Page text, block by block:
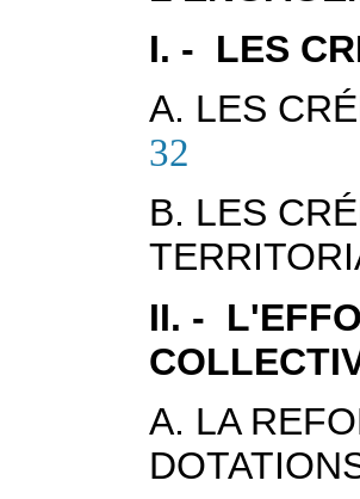
I. - LES
A. LES
32
B. LES
II. -
A. LA